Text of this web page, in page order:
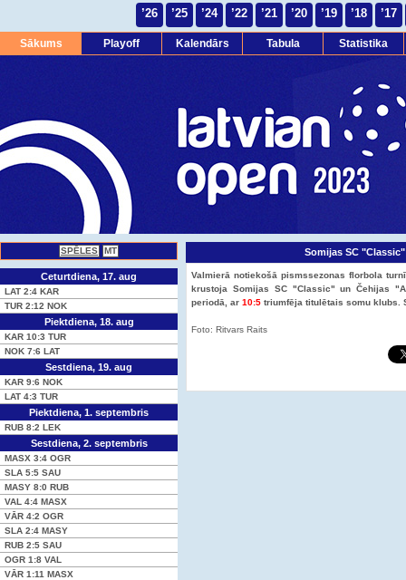
’17
’18
’19
’20
’21
’22
’24
’25
’26
Sākums Playoff Kalendārs Tabula Statistika
SPĒLES MT
Ceturtdiena, 17. aug
LAT 2:4 KAR
TUR 2:12 NOK
Piektdiena, 18. aug
KAR 10:3 TUR
NOK 7:6 LAT
Sestdiena, 19. aug
KAR 9:6 NOK
LAT 4:3 TUR
Piektdiena, 1. septembris
RUB 8:2 LEK
Sestdiena, 2. septembris
MASX 3:4 OGR
SLA 5:5 SAU
MASY 8:0 RUB
VAL 4:4 MASX
VĀR 4:2 OGR
SLA 2:4 MASY
RUB 2:5 SAU
OGR 1:8 VAL
VĀR 1:11 MASX
Somijas SC
Valmierā notiekošā pismssezonas florbola
krustoja Somijas SC "Classic" un Čehijas
periodā, ar 10:5 triumfēja titulētais somu klubs.
Foto: Ritvars Raits